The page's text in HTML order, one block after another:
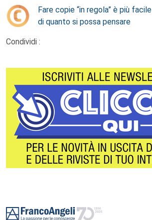
Fare copie “in regola” è più facile
di quanto si possa pensare
Condividi :